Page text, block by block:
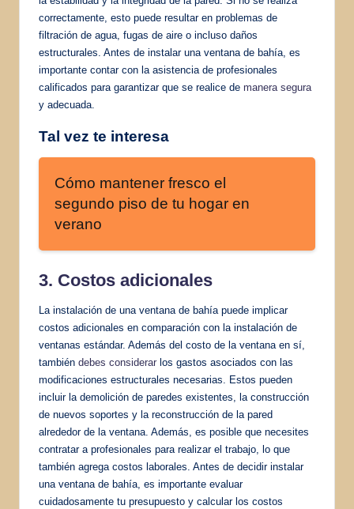
correctamente, esto puede resultar en problemas de
filtración de agua, fugas de aire o incluso daños
estructurales. Antes de instalar una ventana de bahía, es
importante contar con la asistencia de profesionales
calificados para garantizar que se realice de manera segura
y adecuada.
Tal vez te interesa
Cómo mantener fresco el
segundo piso de tu hogar en
verano
3. Costos adicionales
La instalación de una ventana de bahía puede implicar
costos adicionales en comparación con la instalación de
ventanas estándar. Además del costo de la ventana en sí,
también debes considerar los gastos asociados con las
modificaciones estructurales necesarias. Estos pueden
incluir la demolición de paredes existentes, la construcción
de nuevos soportes y la reconstrucción de la pared
alrededor de la ventana. Además, es posible que necesites
contratar a profesionales para realizar el trabajo, lo que
también agrega costos laborales. Antes de decidir instalar
una ventana de bahía, es importante evaluar
cuidadosamente tu presupuesto y calcular los costos